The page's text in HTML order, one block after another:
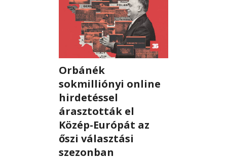
OROSZ KAPCSOLATOK
PEGASUS-MEGFIGYELÉSEK
AZ ORBÁN CSALÁD ÜZLETEI
OFFSHORE TITKOK
Orbánék
sokmilliónyi online
hirdetéssel
árasztották el
Közép-Európát az
őszi választási
szezonban